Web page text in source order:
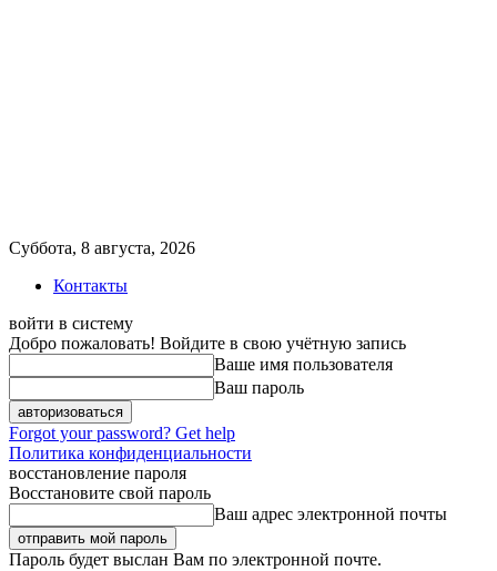
Суббота, 8 августа, 2026
Контакты
войти в систему
Добро пожаловать! Войдите в свою учётную запись
Ваше имя пользователя
Ваш пароль
Forgot your password? Get help
Политика конфиденциальности
восстановление пароля
Восстановите свой пароль
Ваш адрес электронной почты
Пароль будет выслан Вам по электронной почте.